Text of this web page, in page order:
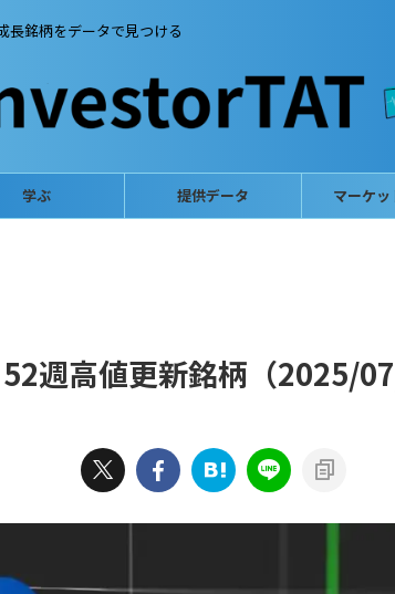
長銘柄をデータで見つける
学ぶ 提供データ マーケ
週高値更新銘柄（2025/